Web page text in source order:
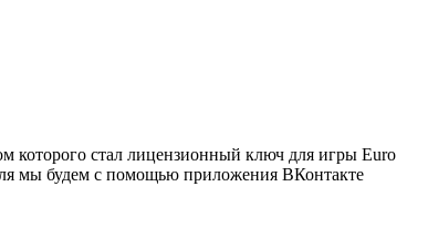
которого стал лицензионный ключ для игры Euro
мы будем с помощью приложения ВКонтакте